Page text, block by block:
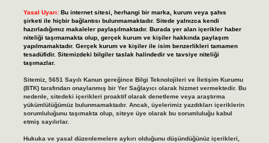
Yasal Uyarı: Bu internet sitesi, herhangi bir marka, kurum veya şahıs
şirketi ile hiçbir bağlantısı bulunmamaktadır. Sitede yalnızca kendi
hazırladığımız makaleler paylaşılmaktadır. Burada yer alan içerikler haber
niteliği taşımamakta olup, gerçek kurum ve kişiler hakkında paylaşım
yapılmamaktadır. Gerçek kurum ve kişiler ile isim benzerlikleri tamamen
tesadüfidir. Sitemizdeki bilgiler taslak halindedir ve tavsiye niteliği
taşımazlar.
Sitemiz, 5651 Sayılı Kanun gereğince Bilgi Teknolojileri ve İletişim Kurumu
(BTK) tarafından onaylanmış bir Yer Sağlayıcı olarak hizmet vermektedir. Bu
nedenle, sitedeki içerikleri proaktif olarak denetleme veya araştırma
yükümlülüğümüz bulunmamaktadır. Ancak, üyelerimiz yazdıkları içeriklerin
sorumluluğunu taşımakta olup, siteye üye olarak bu sorumluluğu kabul
etmiş sayılırlar.
Hukuka ve yasal düzenlemelere aykırı olduğunu düşündüğünüz içerikleri,